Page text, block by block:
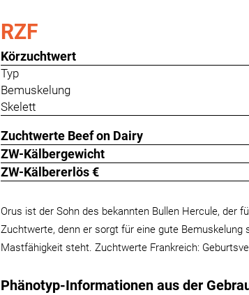
RZF
Körzuchtwert
Typ
Bemuskelung
Skelett
Zuchtwerte Beef on Dairy
ZW-Kälbergewicht
ZW-Kälbererlös €
Orus ist der Sohn des bekannten Bullen Hercule, der
Zuchtwerte, denn er sorgt für eine gute Bemuskelung
Mastfähigkeit steht. Zuchtwerte Frankreich:
Phänotyp-Informationen aus der